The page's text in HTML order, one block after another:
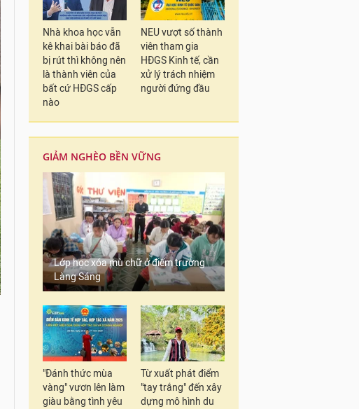
Nhà khoa học vẫn
kê khai bài báo đã
bị rút thì không nên
là thành viên của
bất cứ HĐGS cấp
nào
NEU vượt số thành
viên tham gia
HĐGS Kinh tế, cần
xử lý trách nhiệm
người đứng đầu
GIẢM NGHÈO BỀN VỮNG
Lớp học xóa mù chữ ở điểm trường
Làng Sáng
"Đánh thức mùa
vàng" vươn lên làm
giàu bằng tình yêu
Từ xuất phát điểm
"tay trắng" đến xây
dựng mô hình du